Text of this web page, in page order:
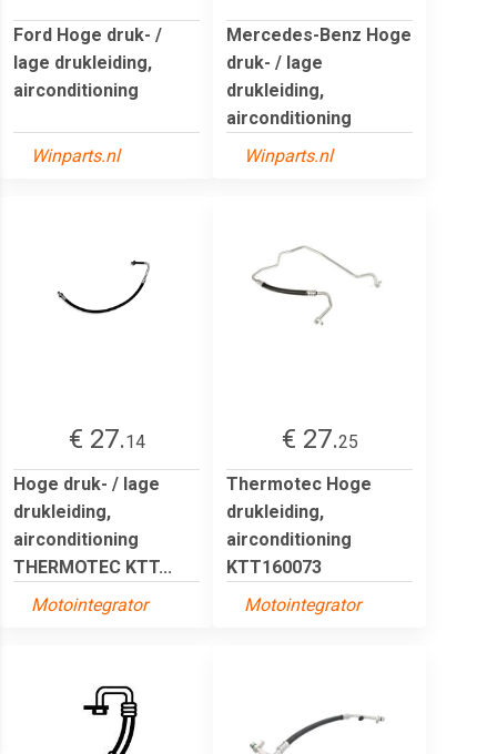
Ford Hoge druk- /
lage drukleiding,
airconditioning
Winparts.nl
Mercedes-Benz Hoge
druk- / lage
drukleiding,
airconditioning
Winparts.nl
€ 27.14
Hoge druk- / lage
drukleiding,
airconditioning
THERMOTEC KTT...
Motointegrator
€ 27.25
Thermotec Hoge
drukleiding,
airconditioning
KTT160073
Motointegrator